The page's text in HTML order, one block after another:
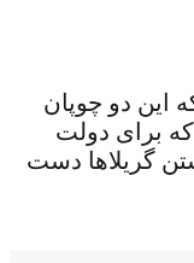
این دو چوپان
برای دولت
گریلاها دست